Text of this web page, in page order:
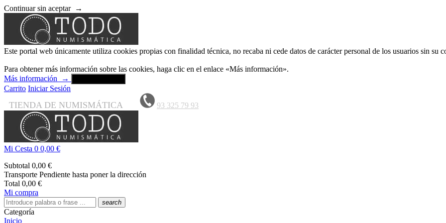
Continuar sin aceptar →
Este portal web únicamente utiliza cookies propias con finalidad técnica, no recaba ni cede datos de carácter personal de los usuarios sin su
Para obtener más información sobre las cookies, haga clic en el enlace «Más información».
Más información
→
Carrito Iniciar Sesión
TIENDA DE NUMISMÁTICA 93 325 79 93
Mi Cesta 0 0,00 €
Subtotal 0,00 €
Transporte Pendiente hasta poner la dirección
Total 0,00 €
Mi compra
search
Categoría
Inicio